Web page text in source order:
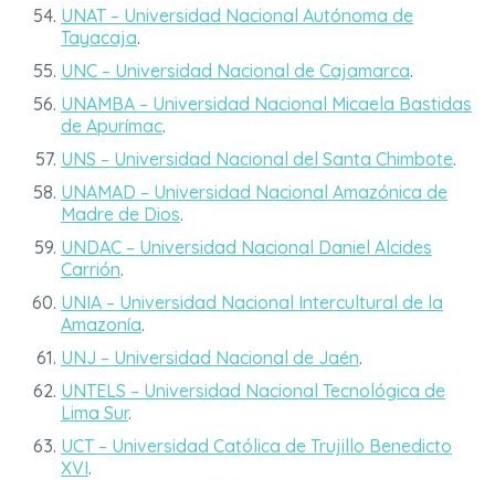
UNAT – Universidad Nacional Autónoma de
Tayacaja.
UNC – Universidad Nacional de Cajamarca.
UNAMBA – Universidad Nacional Micaela Bastidas
de Apurímac.
UNS – Universidad Nacional del Santa Chimbote.
UNAMAD – Universidad Nacional Amazónica de
Madre de Dios.
UNDAC – Universidad Nacional Daniel Alcides
Carrión.
UNIA – Universidad Nacional Intercultural de la
Amazonía.
UNJ – Universidad Nacional de Jaén.
UNTELS – Universidad Nacional Tecnológica de
Lima Sur.
UCT – Universidad Católica de Trujillo Benedicto
XVI.